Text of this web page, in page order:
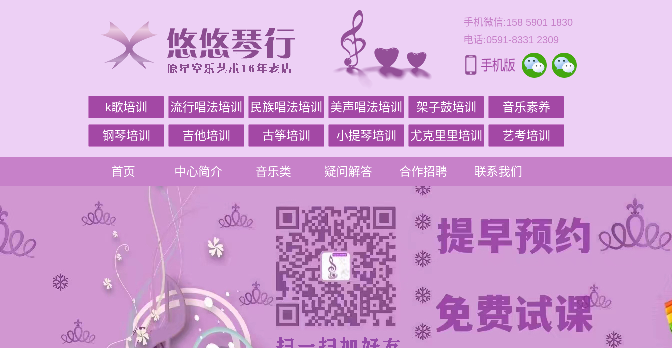
手机微信:158 5901 1830
电话:0591-8331 2309
k歌培训 流行唱法培训 民族唱法培训 美声唱法培训 架子鼓培训 音乐素养
钢琴培训 吉他培训 古筝培训 小提琴培训 尤克里里培训 艺考培训
首页 中心简介 音乐类 疑问解答 合作招聘 联系我们